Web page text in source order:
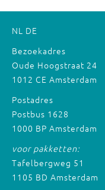
NL DE
Bezoekadres
Oude Hoogstraat 24
1012 CE Amsterdam
Postadres
Postbus 1628
1000 BP Amsterdam
voor pakketten:
Tafelbergweg 51
1105 BD Amsterdam